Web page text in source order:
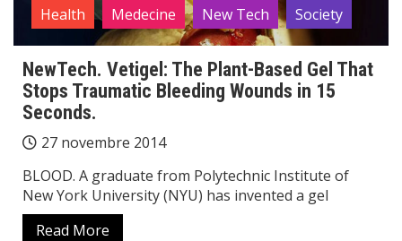
Health Medecine New Tech Society
NewTech. Vetigel: The Plant-Based Gel That
Stops Traumatic Bleeding Wounds in 15
Seconds.
27 novembre 2014
BLOOD. A graduate from Polytechnic Institute of
New York University (NYU) has invented a gel
Read More